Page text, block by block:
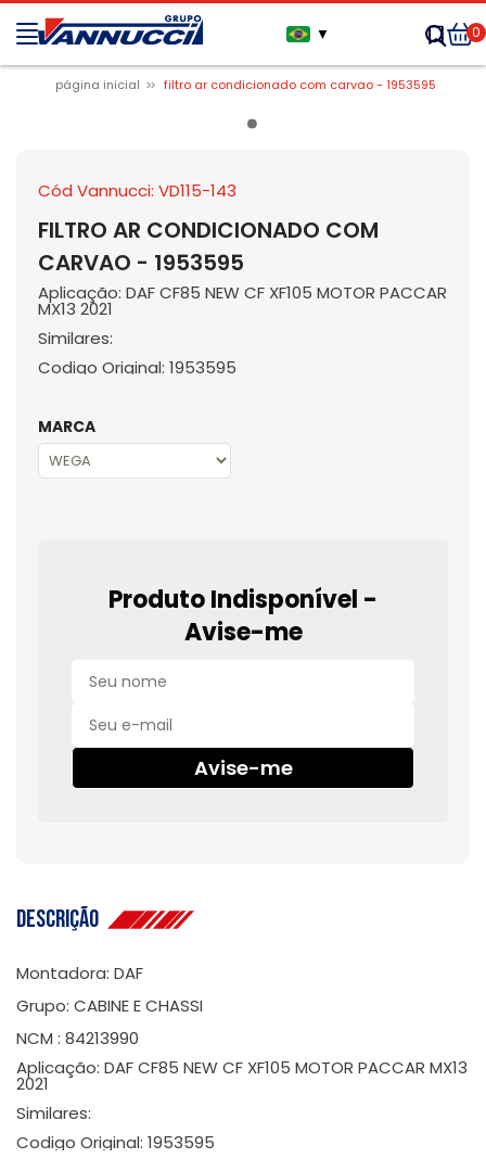
▼ 0
página inicial filtro ar condicionado com carvao - 1953595
Cód Vannucci: VD115-143
FILTRO AR CONDICIONADO COM
CARVAO - 1953595
Aplicação: DAF CF85 NEW CF XF105 MOTOR PACCAR
MX13 2021
Similares:
Codigo Original: 1953595
MARCA
Produto Indisponível -
Avise-me
Avise-me
Descrição
Montadora: DAF
Grupo: CABINE E CHASSI
NCM : 84213990
Aplicação: DAF CF85 NEW CF XF105 MOTOR PACCAR MX13
2021
Similares:
Codigo Original: 1953595